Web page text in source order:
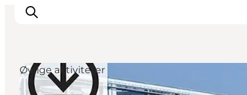
Øvrige aktiviteter